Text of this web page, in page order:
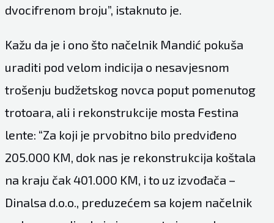
dvocifrenom broju”, istaknuto je.
Kažu da je i ono što načelnik Mandić pokuša
uraditi pod velom indicija o nesavjesnom
trošenju budžetskog novca poput pomenutog
trotoara, ali i rekonstrukcije mosta Festina
lente: “Za koji je prvobitno bilo predviđeno
205.000 KM, dok nas je rekonstrukcija koštala
na kraju čak 401.000 KM, i to uz izvođača –
Dinalsa d.o.o., preduzećem sa kojem načelnik